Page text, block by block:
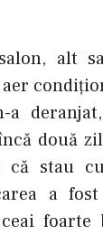
alt
a
două
că stau
a